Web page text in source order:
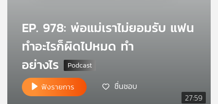
แผนที่
27:59
EP. 978: พ่อแม่เราไม่ยอมรับ แฟน
ทำอะไรก็ผิดไปหมด ทำ
อย่างไร
ฟังรายการ ชื่นชอบ